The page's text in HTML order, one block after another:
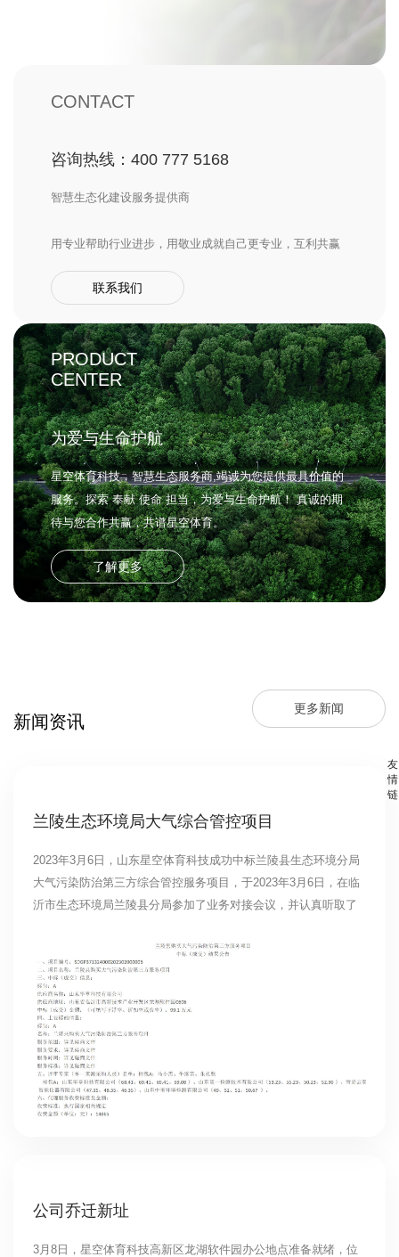
CONTACT
咨询热线：400 777 5168
智慧生态化建设服务提供商
用专业帮助行业进步，用敬业成就自己更专业，互利共赢
联系我们
PRODUCT
CENTER
为爱与生命护航
星空体育科技，智慧生态服务商,竭诚为您提供最具价值的
服务。探索 奉献 使命 担当，为爱与生命护航！ 真诚的期
待与您合作共赢，共谱星空体育。
了解更多
新闻资讯
更多新闻
兰陵生态环境局大气综合管控项目
2023年3月6日，山东星空体育科技成功中标兰陵县生态环境分局
大气污染防治第三方综合管控服务项目，于2023年3月6日，在临
沂市生态环境局兰陵县分局参加了业务对接会议，并认真听取了
点工作、工作方向、工作目标提出了工作要求，我公司于次日派
出专家服务团队入驻兰陵县
公司乔迁新址
3月8日，星空体育科技高新区龙湖软件园办公地点准备就绪，位
友
情
链